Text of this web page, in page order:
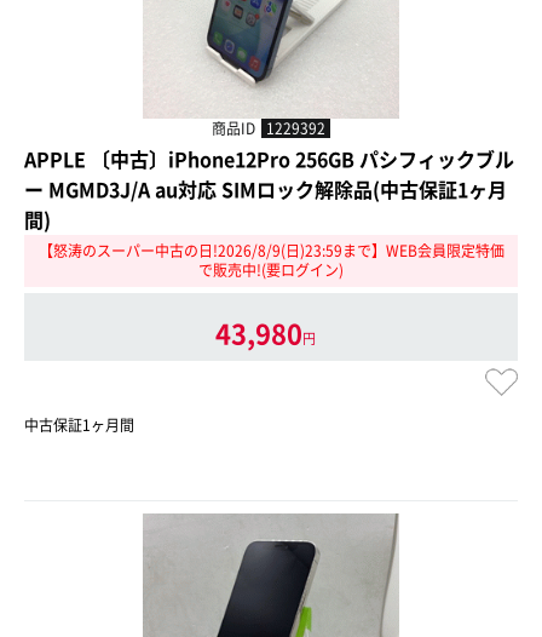
商品ID 1229392
APPLE 〔中古〕iPhone12Pro 256GB パシフィックブル
ー MGMD3J/A au対応 SIMロック解除品(中古保証1ヶ月
間)
【怒涛のスーパー中古の日!2026/8/9(日)23:59まで】WEB会員限定特価
で販売中!(要ログイン)
43,980円
中古保証1ヶ月間